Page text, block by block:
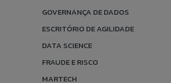
GOVERNANÇA DE DADOS
ESCRITÓRIO DE AGILIDADE
DATA SCIENCE
FRAUDE E RISCO
MARTECH